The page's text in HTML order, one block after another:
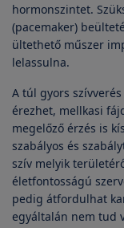
hormonszintet.
(pacemaker)
ültethető műszer
lelassulna.
A túl gyors
érezhet, mellkasi
megelőző érzés is
szabályos és
szív melyik
életfontosságú
pedig átfordulhat
egyáltalán nem tud